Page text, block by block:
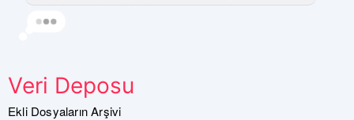
Veri Deposu
Ekli Dosyaların Arşivi